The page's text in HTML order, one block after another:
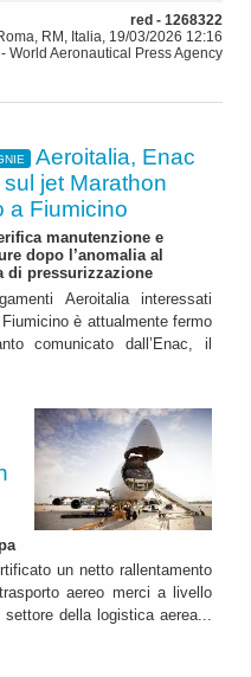
red - 1268322
RM, Italia, 19/03/2026 12:16
World Aeronautical Press Agency
Aeroitalia, Enac
jet Marathon
a Fiumicino
manutenzione e
dopo l’anomalia al
di pressurizzazione
Aeroitalia interessati
è attualmente fermo
comunicato dall’Enac, il
un netto rallentamento
aereo merci a livello
della logistica aerea...